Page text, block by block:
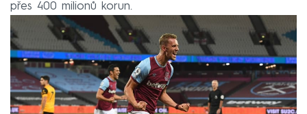
přes 400 milionů korun.